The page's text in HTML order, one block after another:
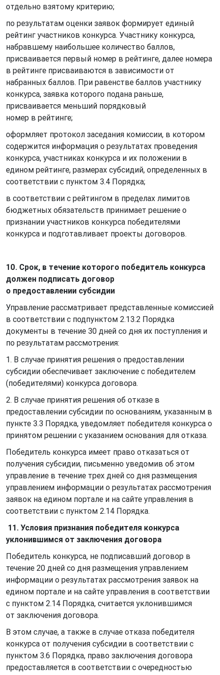
отдельно взятому критерию;
по результатам оценки заявок формирует единый
рейтинг участников конкурса. Участнику конкурса,
набравшему наибольшее количество баллов,
присваивается первый номер в рейтинге, далее номера
в рейтинге присваиваются в зависимости от
набранных баллов. При равенстве баллов участнику
конкурса, заявка которого подана раньше,
присваивается меньший порядковый
номер в рейтинге;
оформляет протокол заседания комиссии, в котором
содержится информация о результатах проведения
конкурса, участниках конкурса и их положении в
едином рейтинге, размерах субсидий, определенных в
соответствии с пунктом 3.4 Порядка;
в соответствии с рейтингом в пределах лимитов
бюджетных обязательств принимает решение о
признании участников конкурса победителями
конкурса и подготавливает проекты договоров.
10. Срок, в течение которого победитель конкурса
должен подписать договор
о предоставлении субсидии
Управление рассматривает представленные комиссией
в соответствии с подпунктом 2.13.2 Порядка
документы в течение 30 дней со дня их поступления и
по результатам рассмотрения:
1. В случае принятия решения о предоставлении
субсидии обеспечивает заключение с победителем
(победителями) конкурса договора.
2. В случае принятия решения об отказе в
предоставлении субсидии по основаниям, указанным в
пункте 3.3 Порядка, уведомляет победителя конкурса о
принятом решении с указанием основания для отказа.
Победитель конкурса имеет право отказаться от
получения субсидии, письменно уведомив об этом
управление в течение трех дней со дня размещения
управлением информации о результатах рассмотрения
заявок на едином портале и на сайте управления в
соответствии с пунктом 2.14 Порядка.
11. Условия признания победителя конкурса
уклонившимся от заключения договора
Победитель конкурса, не подписавший договор в
течение 20 дней со дня размещения управлением
информации о результатах рассмотрения заявок на
едином портале и на сайте управления в соответствии
с пунктом 2.14 Порядка, считается уклонившимся
от заключения договора.
В этом случае, а также в случае отказа победителя
конкурса от получения субсидии в соответствии с
пунктом 3.6 Порядка, право заключения договора
предоставляется в соответствии с очередностью